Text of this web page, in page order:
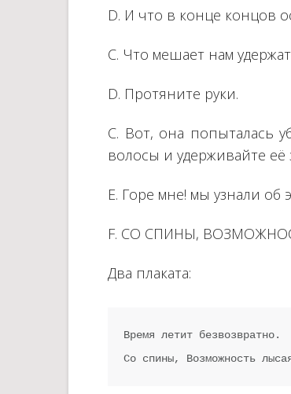
D. И что в конце концов
C. Что мешает нам
D. Протяните руки.
C. Вот, она попыталась
волосы и удерживайте её
E. Горе мне! мы узнали об
F. СО СПИНЫ,
Два плаката:
Время летит безвозвратно.
Со спины, Возможность